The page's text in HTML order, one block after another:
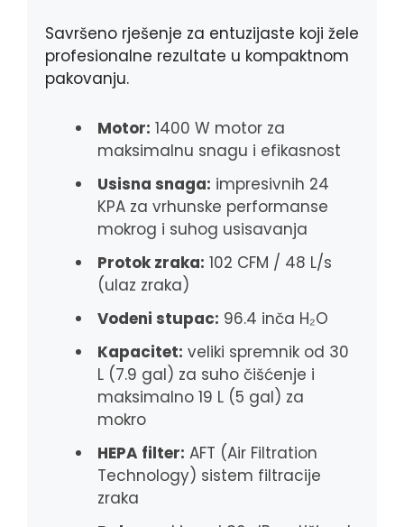
Savršeno rješenje za entuzijaste koji žele
profesionalne rezultate u kompaktnom
pakovanju.
Motor: 1400 W motor za
maksimalnu snagu i efikasnost
Usisna snaga: impresivnih 24
KPA za vrhunske performanse
mokrog i suhog usisavanja
Protok zraka: 102 CFM / 48 L/s
(ulaz zraka)
Vodeni stupac: 96.4 inča H₂O
Kapacitet: veliki spremnik od 30
L (7.9 gal) za suho čišćenje i
maksimalno 19 L (5 gal) za
mokro
HEPA filter: AFT (Air Filtration
Technology) sistem filtracije
zraka